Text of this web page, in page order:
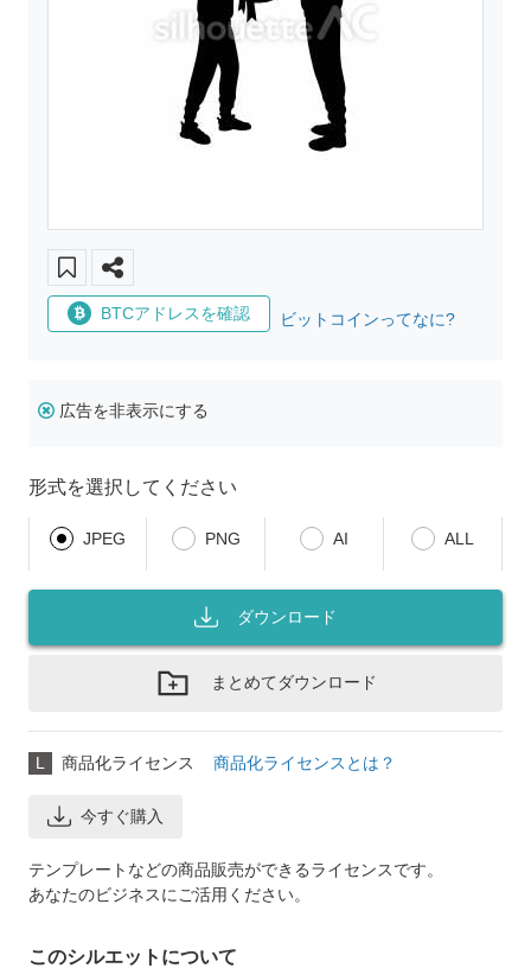
BTCアドレスを確認 ビットコインってなに?
広告を非表示にする
形式を選択してください
JPEG PNG AI ALL
ダウンロード
まとめてダウンロード
L 商品化ライセンス 商品化ライセンスとは？
今すぐ購入
テンプレートなどの商品販売ができるライセンスです。
あなたのビジネスにご活用ください。
このシルエットについて